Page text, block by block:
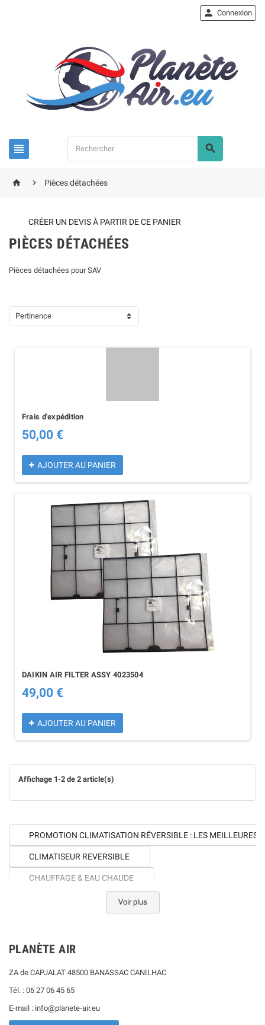
 
 Connexion
  Pièces détachées
CRÉER UN DEVIS À PARTIR DE CE PANIER
PIÈCES DÉTACHÉES
Pièces détachées pour SAV
Pertinence
Frais d'expédition
50,00 €
AJOUTER AU PANIER
DAIKIN AIR FILTER ASSY 4023504
49,00 €
AJOUTER AU PANIER
Affichage 1-2 de 2 article(s)
PROMOTION CLIMATISATION RÉVERSIBLE : LES MEILLEURES
CLIMATISEUR REVERSIBLE
CHAUFFAGE & EAU CHAUDE
ÉQUIPEMENTS DE PISCINE
ACCESSOIRES CLIMATISATION, CHAUFFAGE ET TRAITEMENT
Voir plus
PLANÈTE AIR
ZA de CAPJALAT 48500 BANASSAC CANILHAC
Tél. : 06 27 06 45 65
E-mail : info@planete-air.eu